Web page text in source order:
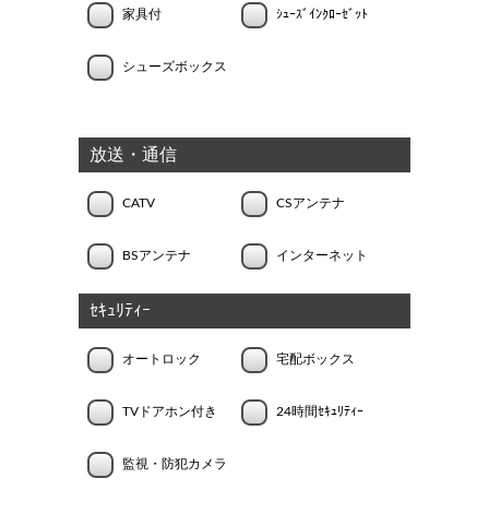
家具付 ｼｭｰｽﾞｲﾝｸﾛｰｾﾞｯﾄ
シューズボックス
放送・通信
CATV CSアンテナ
BSアンテナ インターネット
ｾｷｭﾘﾃｨｰ
オートロック 宅配ボックス
TVドアホン付き 24時間ｾｷｭﾘﾃｨｰ
監視・防犯カメラ